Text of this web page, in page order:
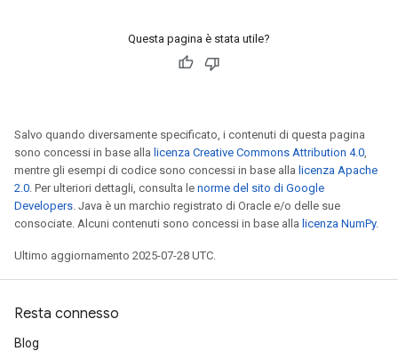
Questa pagina è stata utile?
Salvo quando diversamente specificato, i contenuti di questa pagina
sono concessi in base alla licenza Creative Commons Attribution 4.0,
mentre gli esempi di codice sono concessi in base alla licenza Apache
2.0. Per ulteriori dettagli, consulta le norme del sito di Google
Developers. Java è un marchio registrato di Oracle e/o delle sue
consociate. Alcuni contenuti sono concessi in base alla licenza NumPy.
Ultimo aggiornamento 2025-07-28 UTC.
Resta connesso
Blog